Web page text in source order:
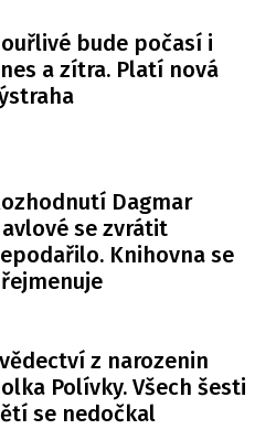
bude počasí i
a zítra. Platí nová
Dagmar
se zvrátit
Knihovna se
z narozenin
Polívky. Všech šesti
se nedočkal